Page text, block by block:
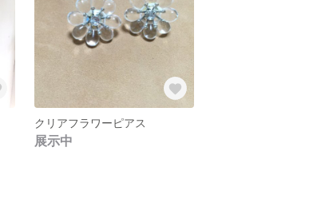
クリアフラワーピアス
展示中